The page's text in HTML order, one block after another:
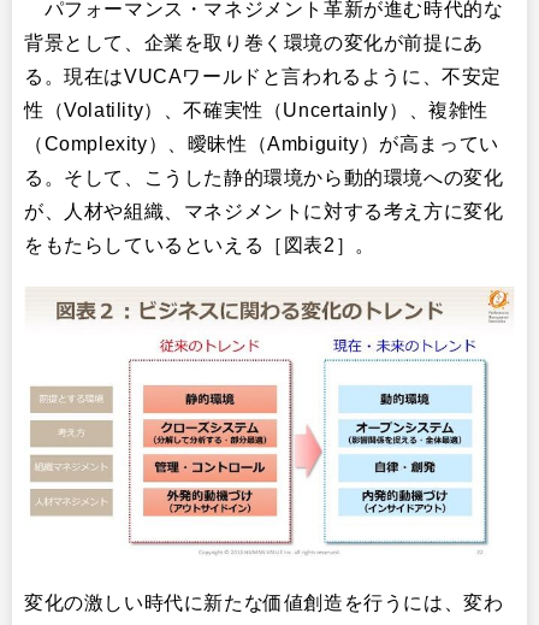
パフォーマンス・マネジメント革新が進む時代的な
背景として、企業を取り巻く環境の変化が前提にあ
る。現在はVUCAワールドと言われるように、不安定
性（Volatility）、不確実性（Uncertainly）、複雑性
（Complexity）、曖昧性（Ambiguity）が高まってい
る。そして、こうした静的環境から動的環境への変化
が、人材や組織、マネジメントに対する考え方に変化
をもたらしているといえる［図表2］。
変化の激しい時代に新たな価値創造を行うには、変わ